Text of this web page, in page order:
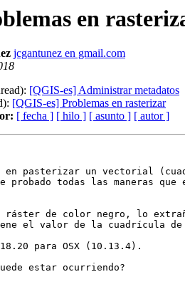
en
jcgantunez en gmail.com
[QGIS-es] Administrar metadatos
[QGIS-es] Problemas en rasterizar
[ fecha ] [ hilo ] [ asunto ] [ autor ]
en pasterizar un vectorial
todas las maneras que
ráster de color negro, lo
el valor de la cuadrícula
para OSX (10.13.4).
estar ocurriendo?